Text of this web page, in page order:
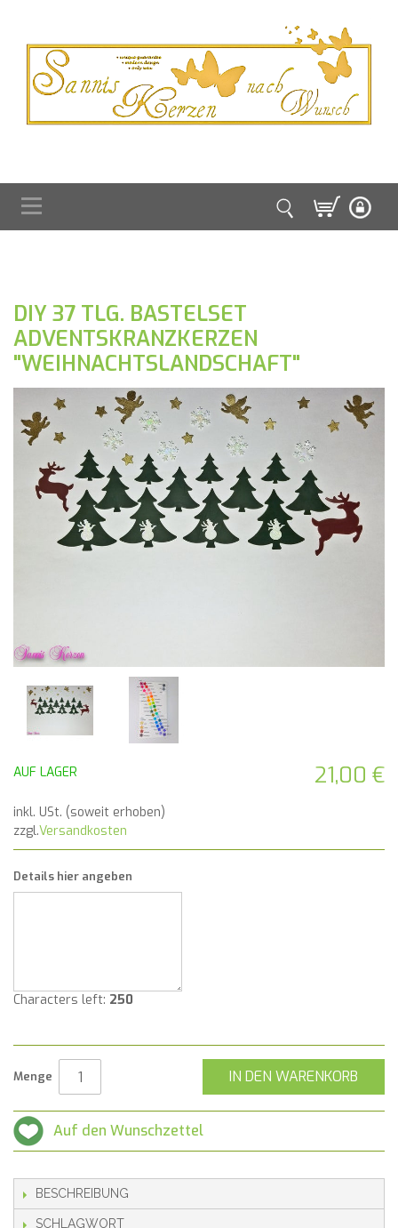
DIY 37 TLG. BASTELSET
ADVENTSKRANZKERZEN
"WEIHNACHTSLANDSCHAFT"
21,00 €
AUF LAGER
inkl. USt. (soweit erhoben)
zzgl.Versandkosten
Details hier angeben
Characters left: 250
Menge IN DEN WARENKORB
Auf den Wunschzettel
BESCHREIBUNG
SCHLAGWORT